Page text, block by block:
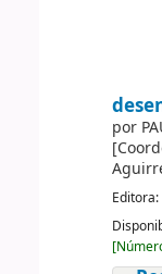
por
Editora:
[